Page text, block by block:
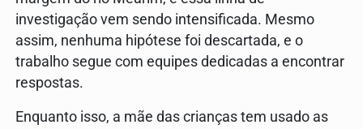
investigação vem sendo intensificada. Mesmo
assim, nenhuma hipótese foi descartada, e o
trabalho segue com equipes dedicadas a encontrar
respostas.
Enquanto isso, a mãe das crianças tem usado as